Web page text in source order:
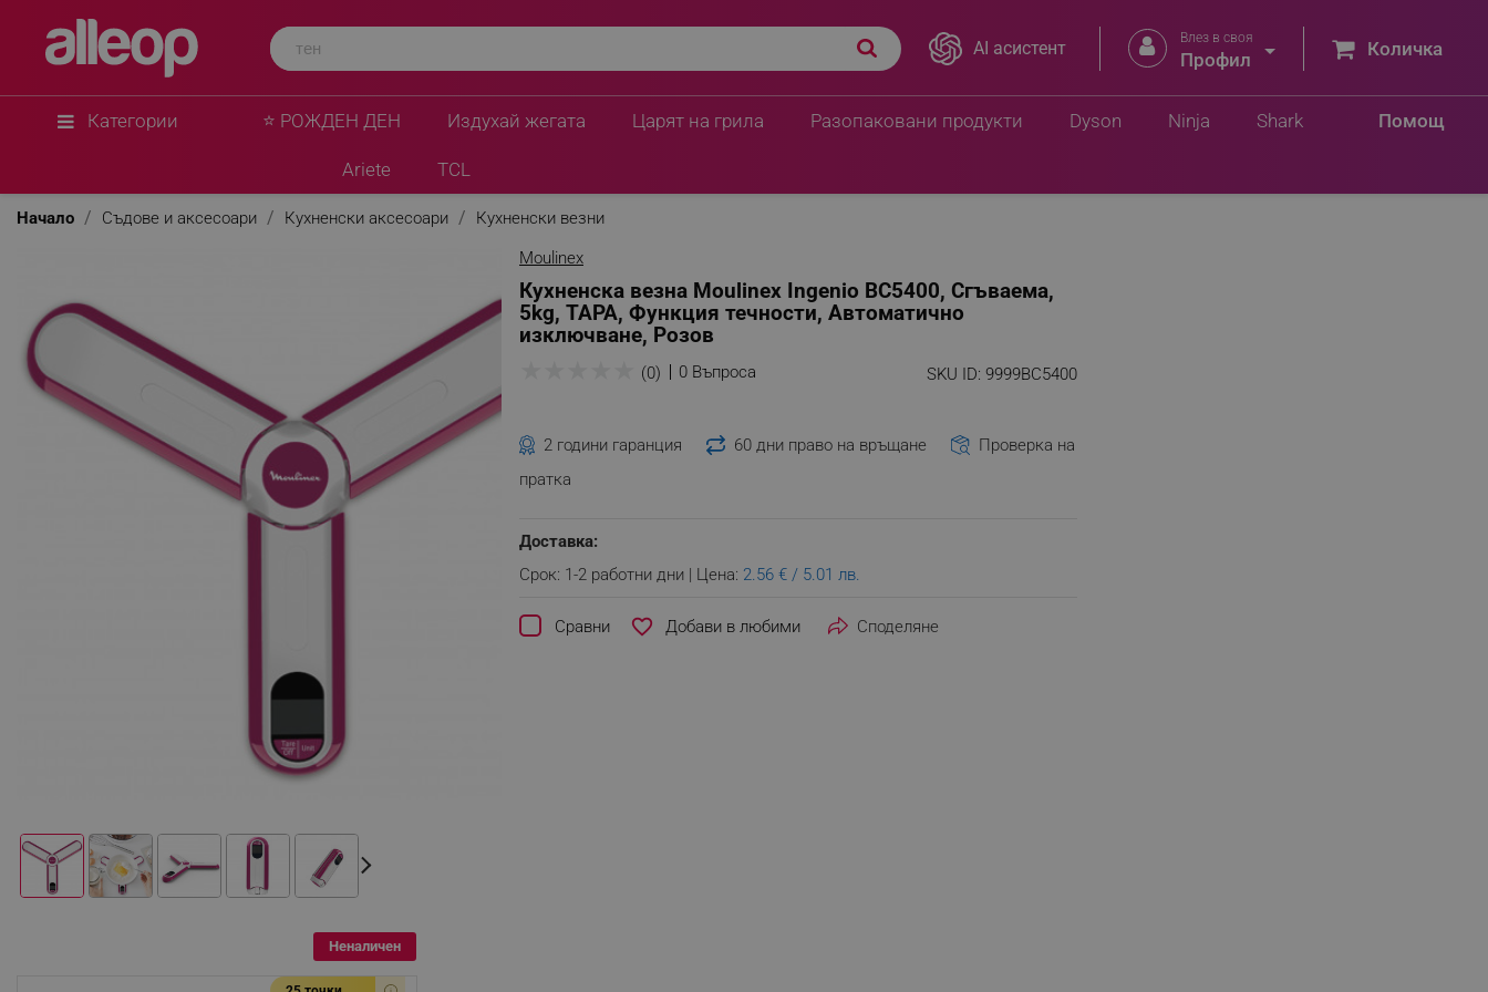
AI асистент  Влез в своя
Профил  Количка
Категории ⭐ РОЖДЕН ДЕН Издухай жегата Царят на грила Разопаковани продукти Помощ
Dyson Ninja Shark
Ariete TCL
Начало Съдове и аксесоари Кухненски аксесоари
Кухненски везни
Moulinex
Кухненска везна Moulinex Ingenio BC5400, Сгъваема,
5kg, ТАРА, Функция течности, Автоматично
изключване, Розов
SKU ID: 9999BC5400
(0) 0 Въпроса
2 години гаранция 60 дни право на връщане
Проверка на
пратка
Доставка:
Срок: 1-2 работни дни | Цена: 2.56 € / 5.01 лв.
Сравни favorite_border Споделяне
Неналичен